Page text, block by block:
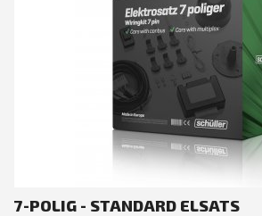
7-POLIG - STANDARD ELSATS